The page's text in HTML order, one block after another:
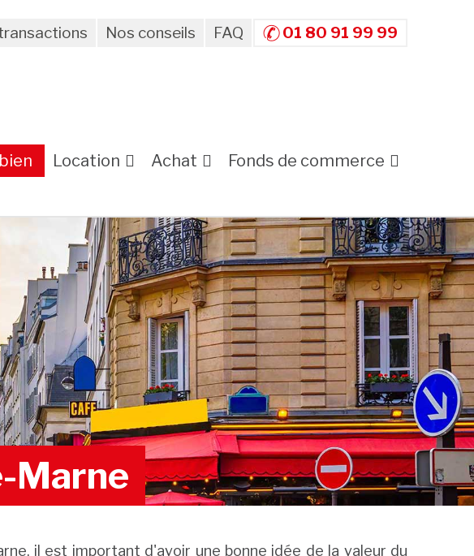
Nos conseils FAQ 01 80 91 99 99
Location Achat Fonds de commerce
Marne
il est important d'avoir une bonne idée de la valeur du